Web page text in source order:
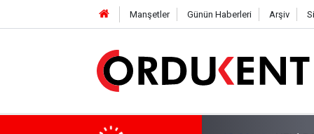
Manşetler Günün Haberleri Arşiv